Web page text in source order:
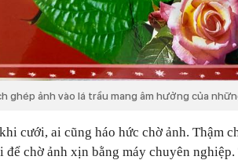
ghép ảnh vào lá trầu mang âm hưởng của
cưới, ai cũng háo hức chờ ảnh. Thậm
để chờ ảnh xịn bằng máy chuyên